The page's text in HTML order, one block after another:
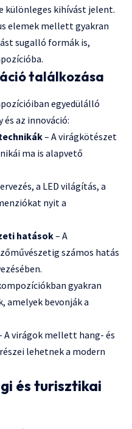
különleges kihívást jelent.
elemek mellett gyakran
sugalló formák is,
találkozása
egyedülálló
az innováció:
– A virágkötészet
ma is alapvető
a LED világítás, a
nyit a
hatások– A
számos hatás
gyakran
amelyek bevonják a
A virágok mellett hang- és
lehetnek a modern
és turisztikai